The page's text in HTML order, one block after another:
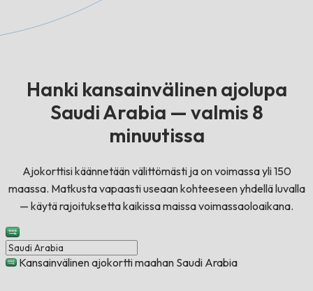
Hanki kansainvälinen ajolupa
Saudi Arabia — valmis 8
minuutissa
Ajokorttisi käännetään välittömästi ja on voimassa yli 150
maassa. Matkusta vapaasti useaan kohteeseen yhdellä luvalla
— käytä rajoituksetta kaikissa maissa voimassaoloaikana.
Kansainvälinen ajokortti maahan Saudi Arabia